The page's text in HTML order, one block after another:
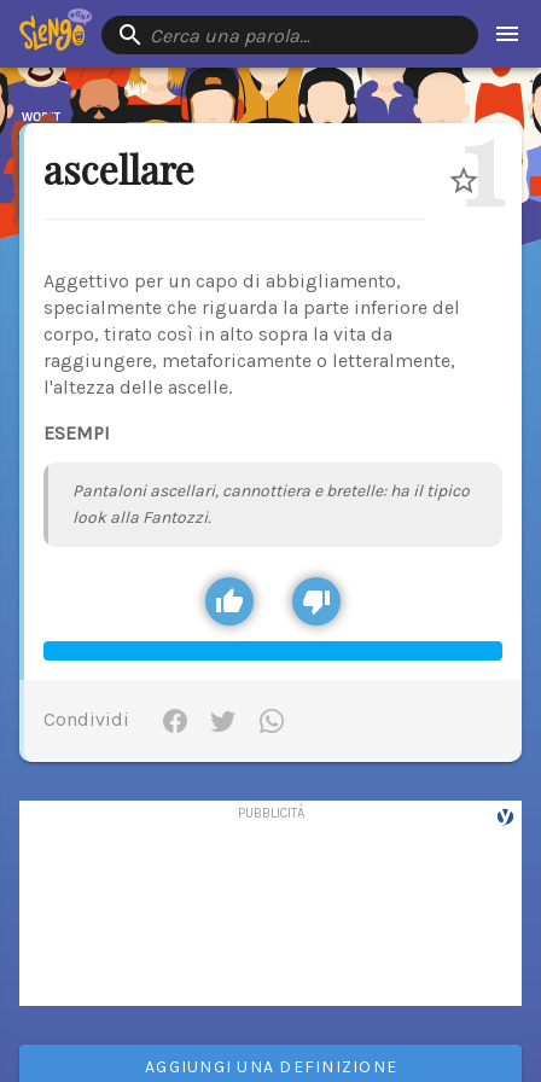
Cerca una parola…
ascellare 1
Aggettivo per un capo di abbigliamento,
specialmente che riguarda la parte inferiore del
corpo, tirato così in alto sopra la vita da
raggiungere, metaforicamente o letteralmente,
l'altezza delle ascelle.
ESEMPI
Pantaloni ascellari, cannottiera e bretelle: ha il tipico
look alla Fantozzi.
Condividi
AGGIUNGI UNA DEFINIZIONE